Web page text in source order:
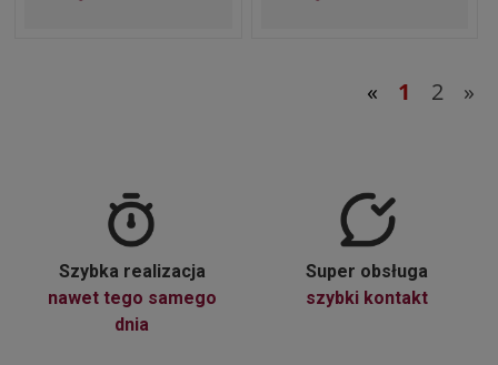
« 1 2 »
Szybka realizacja
nawet tego samego
dnia
Super obsługa
szybki kontakt